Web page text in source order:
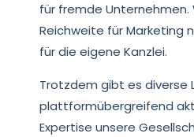
für fremde Unternehmen.
Reichweite für Marketing
für die eigene Kanzlei.
Trotzdem gibt es diverse
plattformübergreifend
Expertise unsere